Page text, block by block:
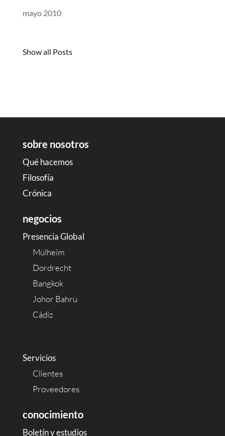
mayo 2010
Show all Posts
sobre nosotros
Qué hacemos
Filosofía
Crónica
negocios
Presencia Global
Mülheim
Dordrecht
Bangkok
Johor Bahru
Cádiz
Servicios
Clientes
Proveedores
conocimiento
Boletín y estudios